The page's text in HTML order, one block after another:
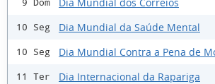
9 Dom
10 Seg Dia Mundial da Saúde Mental
10 Seg Dia Mundial Contra a Pena de
11 Ter Dia Internacional da Rapariga